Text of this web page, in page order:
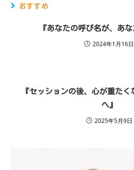
おすすめ
『あなたの呼び名が、あな
2024年1月16日
『セッションの後、心が重た
へ』
2025年5月9日